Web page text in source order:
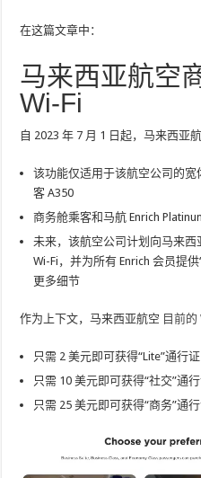
在这篇文章中：
马来西亚航空
Wi-Fi
自 2023 年 7 月 1 日起，马来西亚
该功能仅适用于该航空公司的宽
客 A350
商务舱乘客和马航 Enrich
未来，该航空公司计划向马来西
Wi-Fi，并为所有 Enrich 会员提
更多细节
作为上下文，马来西亚航空 目前的
只需 2 美元即可获得“Lite”通行
只需 10 美元即可获得“社交”通
只需 25 美元即可获得“商务”通